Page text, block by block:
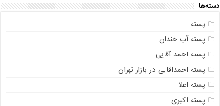
دسته‌ها
پسته
پسته آب خندان
پسته احمد آقایی
پسته احمداقایی در بازار تهران
پسته اعلا
پسته اکبری